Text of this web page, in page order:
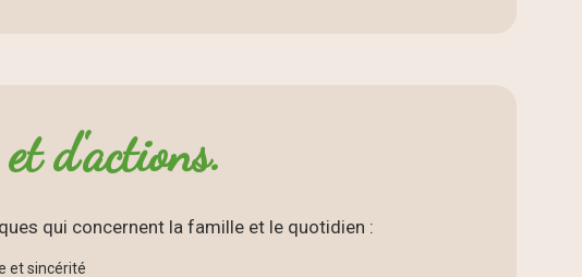
et d'actions.
qui concernent la famille et le quotidien :
et sincérité